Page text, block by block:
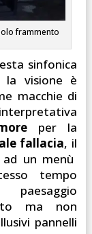
frammento
sinfonica
la visione è
macchie di
per la
fallacia, il
un menù
tempo
ma non
pannelli